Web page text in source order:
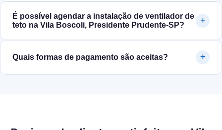
É possível agendar a instalação de ventilador de
teto na Vila Boscoli, Presidente Prudente‑SP?
Quais formas de pagamento são aceitas?